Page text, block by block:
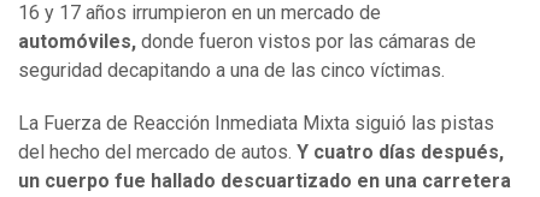
16 y 17 años irrumpieron en un mercado de
automóviles, donde fueron vistos por las cámaras de
seguridad decapitando a una de las cinco víctimas.
La Fuerza de Reacción Inmediata Mixta siguió las pistas
del hecho del mercado de autos. Y cuatro días después,
un cuerpo fue hallado descuartizado en una carretera